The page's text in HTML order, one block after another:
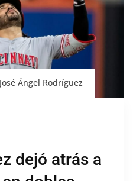
José Ángel Rodríguez
dejó atrás a